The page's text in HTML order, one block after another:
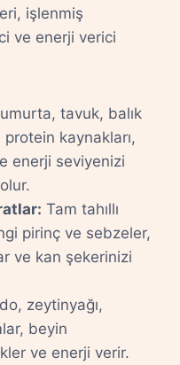
işlenmiş
ve enerji verici
tavuk, balık
kaynakları,
enerji seviyenizi
Tam tahıllı
pirinç ve sebzeler,
ve kan şekerinizi
zeytinyağı,
beyin
ve enerji verir.